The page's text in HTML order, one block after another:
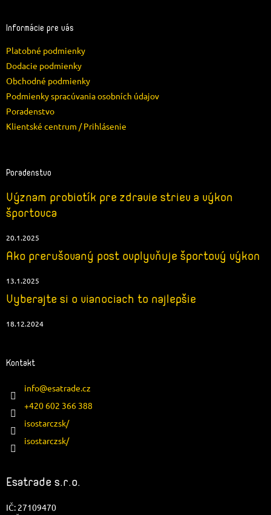
Informácie pre vás
Platobné podmienky
Dodacie podmienky
Obchodné podmienky
Podmienky spracúvania osobních údajov
Poradenstvo
Klientské centrum / Prihlásenie
Poradenstvo
Význam probiotík pre zdravie striev a výkon
športovca
20.1.2025
Ako prerušovaný post ovplyvňuje športový výkon
13.1.2025
Vyberajte si o vianociach to najlepšie
18.12.2024
Kontakt
info@esatrade.cz
+420 602 366 388
isostarczsk/
isostarczsk/
Esatrade s.r.o.
IČ: 27109470